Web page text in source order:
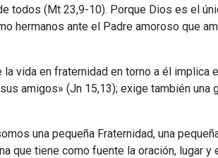
todos (Mt 23,9-10). Porque Dios es el
hermanos ante el Padre amoroso que
vida en fraternidad en torno a él implica
amigos» (Jn 15,13); exige también
una pequeña Fraternidad, una
que tiene como fuente la oración, lugar